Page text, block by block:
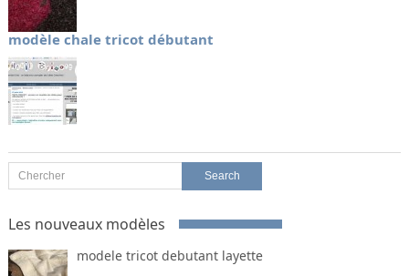
modèle chale tricot débutant
Les nouveaux modèles
modele tricot debutant layette